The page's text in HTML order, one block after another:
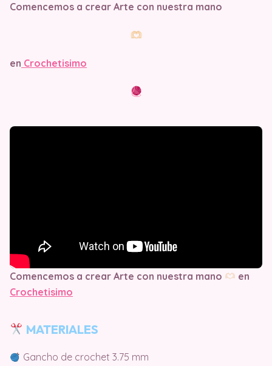
Comencemos a crear Arte con nuestra mano
en Crochetisimo
Comencemos a crear Arte con nuestra mano
en
Crochetisimo
MATERIALES
Gancho de crochet 3.75 mm